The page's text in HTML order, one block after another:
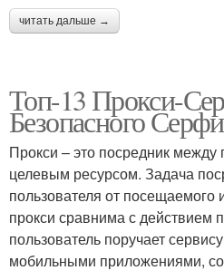
читать дальше →
Топ-13 Прокси-
Безопасного
Прокси – это посредник между
целевым ресурсом. Задача
пользователя от посещаемого
прокси сравнима с действием
пользователь поручает
мобильными приложениями,